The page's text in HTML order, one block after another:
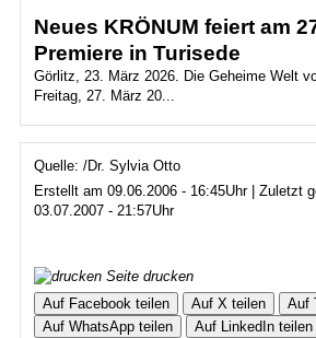
Neues KRÖNUM feiert am
Premiere in Turisede
Görlitz, 23. März 2026. Die Geheime Welt
Freitag, 27. März 20...
Quelle: /Dr. Sylvia Otto
Erstellt am 09.06.2006 - 16:45Uhr | Zuletzt
03.07.2007 - 21:57Uhr
Seite drucken
Auf Facebook teilen
Auf X teilen
Auf
Auf WhatsApp teilen
Auf LinkedIn teilen